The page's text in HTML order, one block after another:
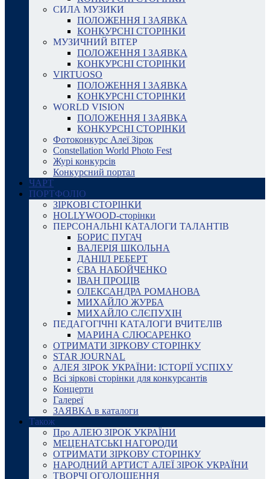
СИЛА МУЗИКИ
ПОЛОЖЕННЯ І ЗАЯВКА
КОНКУРСНІ СТОРІНКИ
МУЗИЧНИЙ ВІТЕР
ПОЛОЖЕННЯ І ЗАЯВКА
КОНКУРСНІ СТОРІНКИ
VIRTUOSO
ПОЛОЖЕННЯ І ЗАЯВКА
КОНКУРСНІ СТОРІНКИ
WORLD VISION
ПОЛОЖЕННЯ І ЗАЯВКА
КОНКУРСНІ СТОРІНКИ
Фотоконкурс Алеї Зірок
Constellation World Photo Fest
Журі конкурсів
Конкурсний портал
ЧАРТ
ПОРТФОЛІО
ЗІРКОВІ СТОРІНКИ
HOLLYWOOD-сторінки
ПЕРСОНАЛЬНІ КАТАЛОГИ ТАЛАНТІВ
БОРИС ПУГАЧ
ВАЛЕРІЯ ШКОЛЬНА
ДАНІІЛ РЕБЕРТ
ЄВА НАБОЙЧЕНКО
ІВАН ПРОЦІВ
ОЛЕКСАНДРА РОМАНОВА
МИХАЙЛО ЖУРБА
МИХАЙЛО СЛЄПУХІН
ПЕДАГОГІЧНІ КАТАЛОГИ ВЧИТЕЛІВ
МАРИНА СЛЮСАРЕНКО
ОТРИМАТИ ЗІРКОВУ СТОРІНКУ
STAR JOURNAL
АЛЕЯ ЗІРОК УКРАЇНИ: ІСТОРІЇ УСПІХУ
Всі зіркові сторінки для конкурсантів
Концерти
Галереї
ЗАЯВКА в каталоги
Також
Про АЛЕЮ ЗІРОК УКРАЇНИ
МЕЦЕНАТСЬКІ НАГОРОДИ
ОТРИМАТИ ЗІРКОВУ СТОРІНКУ
НАРОДНИЙ АРТИСТ АЛЕЇ ЗІРОК УКРАЇНИ
ТВОРЧІ ОГОЛОШЕННЯ